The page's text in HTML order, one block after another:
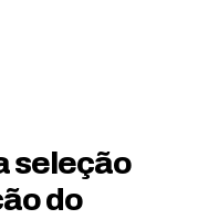
seleção
do